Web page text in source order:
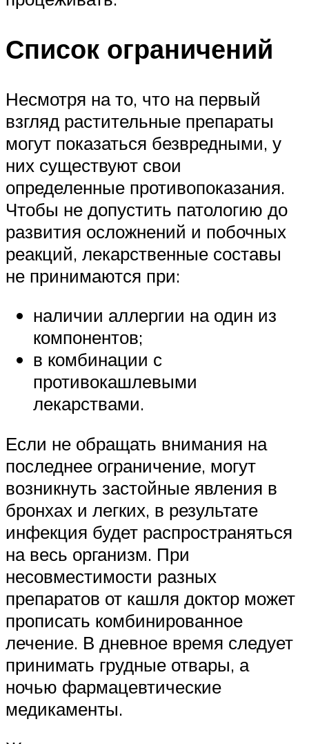
Список ограничений
Несмотря на то, что на первый
взгляд растительные препараты
могут показаться безвредными, у
них существуют свои
определенные противопоказания.
Чтобы не допустить патологию до
развития осложнений и побочных
реакций, лекарственные составы
не принимаются при:
наличии аллергии на один из
компонентов;
в комбинации с
противокашлевыми
лекарствами.
Если не обращать внимания на
последнее ограничение, могут
возникнуть застойные явления в
бронхах и легких, в результате
инфекция будет распространяться
на весь организм. При
несовместимости разных
препаратов от кашля доктор может
прописать комбинированное
лечение. В дневное время следует
принимать грудные отвары, а
ночью фармацевтические
медикаменты.